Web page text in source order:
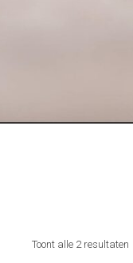
Toont alle 2 resultaten